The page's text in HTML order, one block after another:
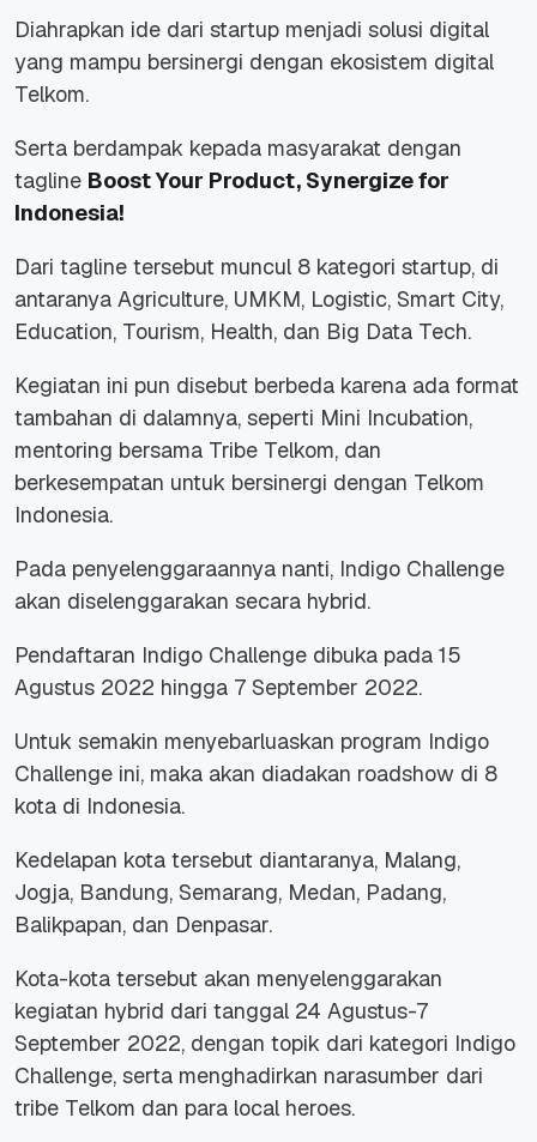
Diahrapkan ide dari startup menjadi solusi digital
yang mampu bersinergi dengan ekosistem digital
Telkom.
Serta berdampak kepada masyarakat dengan
tagline Boost Your Product, Synergize for
Indonesia!
Dari tagline tersebut muncul 8 kategori startup, di
antaranya Agriculture, UMKM, Logistic, Smart City,
Education, Tourism, Health, dan Big Data Tech.
Kegiatan ini pun disebut berbeda karena ada format
tambahan di dalamnya, seperti Mini Incubation,
mentoring bersama Tribe Telkom, dan
berkesempatan untuk bersinergi dengan Telkom
Indonesia.
Pada penyelenggaraannya nanti, Indigo Challenge
akan diselenggarakan secara hybrid.
Pendaftaran Indigo Challenge dibuka pada 15
Agustus 2022 hingga 7 September 2022.
Untuk semakin menyebarluaskan program Indigo
Challenge ini, maka akan diadakan roadshow di 8
kota di Indonesia.
Kedelapan kota tersebut diantaranya, Malang,
Jogja, Bandung, Semarang, Medan, Padang,
Balikpapan, dan Denpasar.
Kota-kota tersebut akan menyelenggarakan
kegiatan hybrid dari tanggal 24 Agustus-7
September 2022, dengan topik dari kategori Indigo
Challenge, serta menghadirkan narasumber dari
tribe Telkom dan para local heroes.